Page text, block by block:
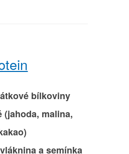
bílkoviny
(jahoda, malina,
a semínka